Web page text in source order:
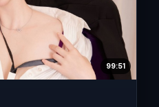
99:51